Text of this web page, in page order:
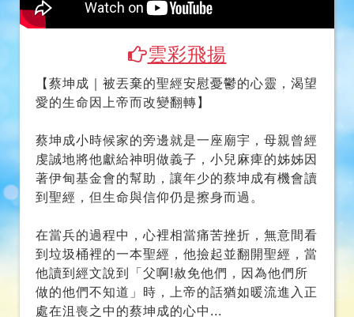
雲彩飛揚
【蔡坤成｜被丟棄的聖經安慰憂鬱的心靈，渴望
愛的生命因上帝而改變翻轉】
蔡坤成小時候家的旁邊就是一座廟宇，母親曾經
著伊甸基金會的幫助，讓年少的蔡坤成有機會讀
到聖經，但生命與信仰仍是擦身而過。
在當兵的過程中，心裡相當痛苦挫折，無意間看
到垃圾桶裡的一本聖經，他撿起並翻開聖經，當